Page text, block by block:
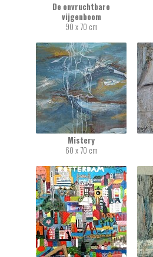
De onvruchtbare
vijgenboom
90 x 70 cm
Mistery
60 x 70 cm